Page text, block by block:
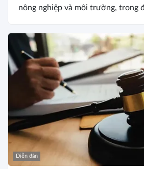
nông nghiệp và môi trường, trong
Diễn đàn